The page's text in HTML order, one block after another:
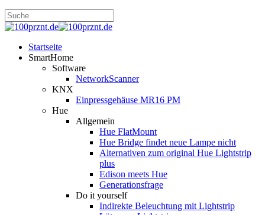
Startseite
SmartHome
Software
NetworkScanner
KNX
Einpressgehäuse MR16 PM
Hue
Allgemein
Hue FlatMount
Hue Bridge findet neue Lampe nicht
Alternativen zum original Hue Lightstrip
plus
Edison meets Hue
Generationsfrage
Do it yourself
Indirekte Beleuchtung mit Lightstrip